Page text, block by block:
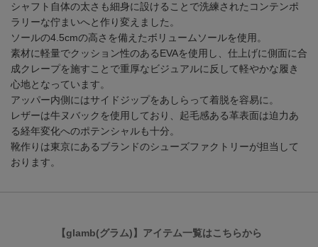
シャフト自体の太さも細身に設けることで洗練されたコンテンポ
ラリーな佇まいへと作り変えました。
ソールの4.5cmの高さを備えたボリュームソールを使用。
素材に軽量でクッション性のあるEVAを使用し、仕上げに側面に合
成クレープを施すことで重厚なビジュアルに反して軽やかな履き
心地となっています。
アッパー内側にはサイドジップをあしらって着脱を容易に。
レザーは牛ヌバックを使用しており、起毛感ある革表面は迫力あ
る経年変化へのポテンシャルも十分。
靴作りは東京にあるブランドのシューズファクトリーが担当して
おります。
【glamb(グラム)】アイテム一覧はこちらから